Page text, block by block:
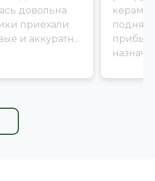
довольна
приехали
и аккуратн...